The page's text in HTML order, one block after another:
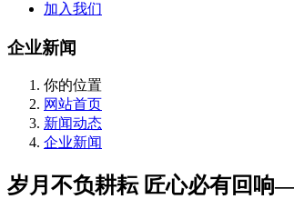
加入我们
企业新闻
你的位置
网站首页
新闻动态
企业新闻
岁月不负耕耘 匠心必有回响